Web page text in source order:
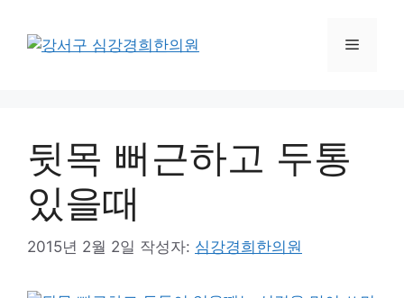
메
뒷목 뻐근하고 두통
있을때
2015년 2월 2일 작성자: 심강경희한의원